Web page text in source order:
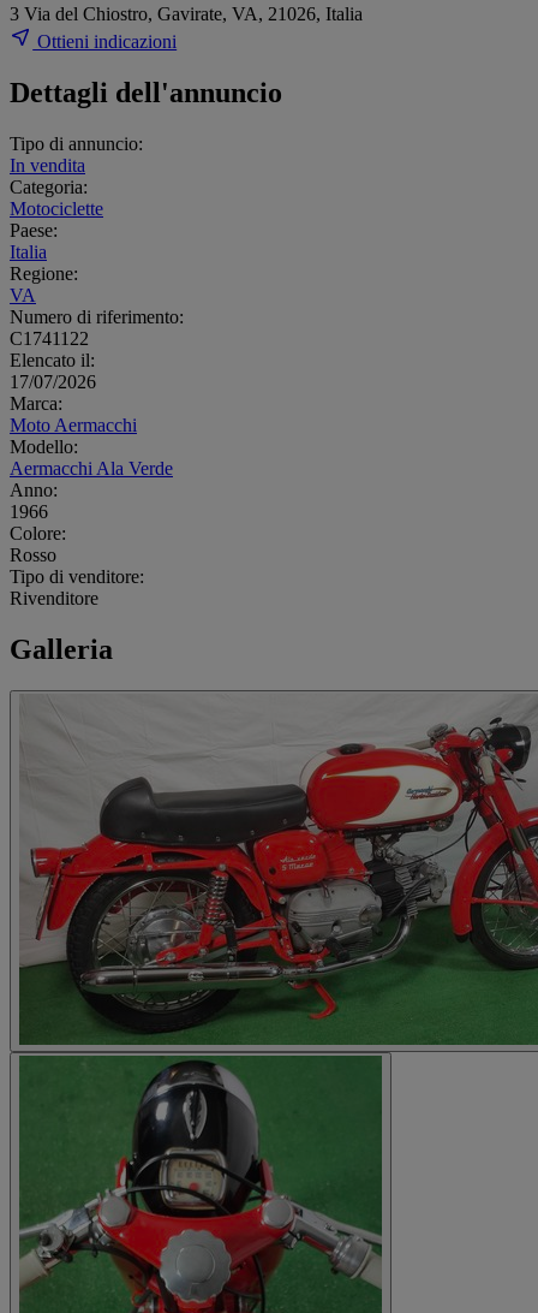
3 Via del Chiostro, Gavirate, VA, 21026, Italia
Ottieni indicazioni
Dettagli dell'annuncio
Tipo di annuncio:
In vendita
Categoria:
Motociclette
Paese:
Italia
Regione:
VA
Numero di riferimento:
C1741122
Elencato il:
17/07/2026
Marca:
Moto Aermacchi
Modello:
Aermacchi Ala Verde
Anno:
1966
Colore:
Rosso
Tipo di venditore:
Rivenditore
Galleria